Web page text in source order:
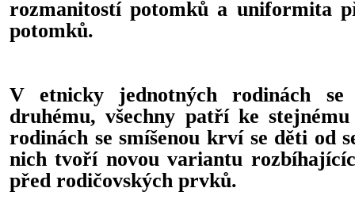
rozmanitostí potomků a uniformita
potomků.
V etnicky jednotných rodinách se
druhému, všechny patří ke
rodinách se smíšenou krví se děti od
nich tvoří novou variantu
před rodičovských prvků.